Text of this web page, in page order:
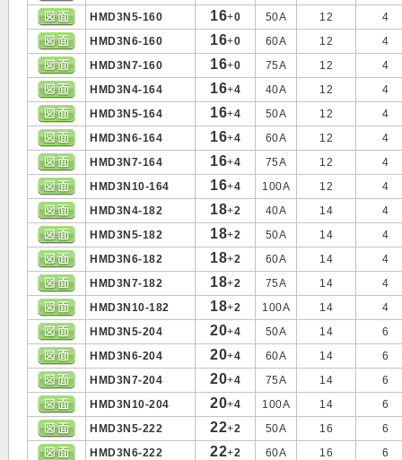
HMD3N5-160
16+0 50A 12
4
HMD3N6-160
16+0 60A 12
4
HMD3N7-160
16+0 75A 12
4
HMD3N4-164
16+4 40A 12
4
HMD3N5-164
16+4 50A 12
4
HMD3N6-164
16+4 60A 12
4
HMD3N7-164
16+4 75A 12
4
HMD3N10-164
16+4 100A 12
4
HMD3N4-182
18+2 40A 14
4
HMD3N5-182
18+2 50A 14
4
HMD3N6-182
18+2 60A 14
4
HMD3N7-182
18+2 75A 14
4
HMD3N10-182
18+2 100A 14
4
HMD3N5-204
20+4 50A 14
6
HMD3N6-204
20+4 60A 14
6
HMD3N7-204
20+4 75A 14
6
HMD3N10-204
20+4 100A 14
6
HMD3N5-222
22+2 50A 16
6
HMD3N6-222
22+2 60A 16
6